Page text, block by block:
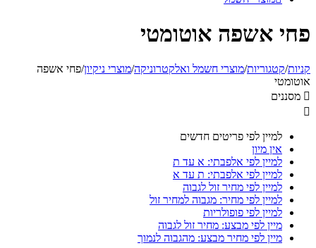
פחי אשפה אוטומטי
קניות/קטגוריות/מוצרי חשמל ואלקטרוניקה/מוצרי ניקיון/פחי אשפה
אוטומטי
 מסננים

למיין לפי פריטים חדשים
אין מיון
למיין לפי אלפבתי: א עד ת
למיין לפי אלפבתי: ת עד א
למיין לפי מחיר זול לגבוה
למיין לפי מחיר: מגבוה למחיר זול
למיין לפי פופולריות
מיין לפי מבצע: מחיר זול לגבוה
מיין לפי מחיר מבצע: מהגבוה לנמוך